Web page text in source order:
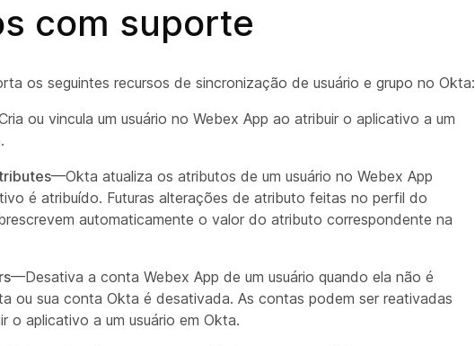
com suporte
os seguintes recursos de sincronização de usuário e grupo no Okta:
ou vincula um usuário no Webex App ao atribuir o aplicativo a um
—Okta atualiza os atributos de um usuário no Webex App
é atribuído. Futuras alterações de atributo feitas no perfil do
automaticamente o valor do atributo correspondente na
—Desativa a conta Webex App de um usuário quando ela não é
ou sua conta Okta é desativada. As contas podem ser reativadas
o aplicativo a um usuário em Okta.